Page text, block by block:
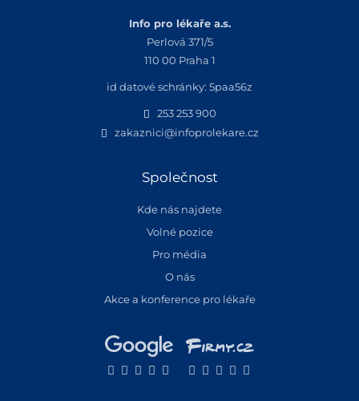
Info pro lékaře a.s.
Perlová 371/5
110 00 Praha 1
id datové schránky: 5paa56z
253 253 900
zakaznici@infoprolekare.cz
Společnost
Kde nás najdete
Volné pozice
Pro média
O nás
Akce a konference pro lékaře